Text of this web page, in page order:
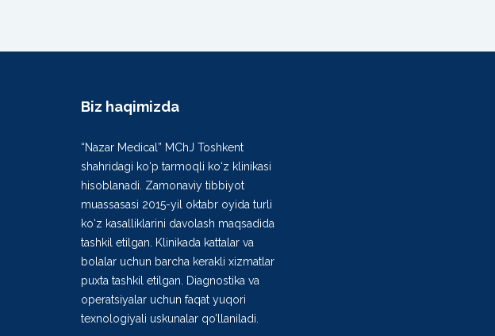
Biz haqimizda
“Nazar Medical” MChJ Toshkent
shahridagi ko‘p tarmoqli ko‘z klinikasi
hisoblanadi. Zamonaviy tibbiyot
muassasasi 2015-yil oktabr oyida turli
ko‘z kasalliklarini davolash maqsadida
tashkil etilgan. Klinikada kattalar va
bolalar uchun barcha kerakli xizmatlar
puxta tashkil etilgan. Diagnostika va
operatsiyalar uchun faqat yuqori
texnologiyali uskunalar qo’llaniladi.